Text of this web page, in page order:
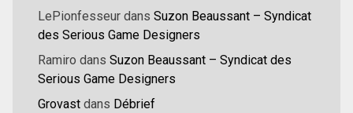
LePionfesseur dans Suzon Beaussant – Syndicat
des Serious Game Designers
Ramiro dans Suzon Beaussant – Syndicat des
Serious Game Designers
Grovast dans Débrief